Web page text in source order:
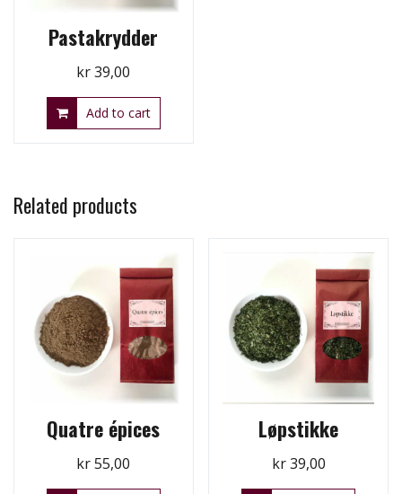
Pastakrydder
kr39,00
Add to cart
Related products
Quatre épices
kr55,00
Løpstikke
kr39,00